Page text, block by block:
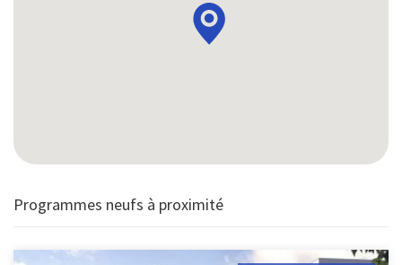
Programmes neufs à proximité